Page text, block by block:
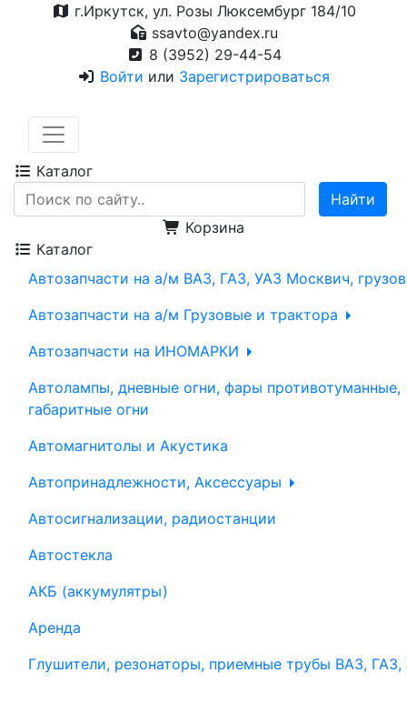
г.Иркутск, ул. Розы Люксембург 184/10
ssavto@yandex.ru
8 (3952) 29-44-54
Войти или Зарегистрироваться
Каталог
Корзина
Каталог
Автозапчасти на а/м ВАЗ, ГАЗ, УАЗ Москвич,
Автозапчасти на а/м Грузовые и трактора
Автозапчасти на ИНОМАРКИ
Автолампы, дневные огни, фары противотуманные,
габаритные огни
Автомагнитолы и Акустика
Автопринадлежности, Аксессуары
Автосигнализации, радиостанции
Автостекла
АКБ (аккумулятры)
Аренда
Глушители, резонаторы, приемные трубы ВАЗ, ГАЗ,